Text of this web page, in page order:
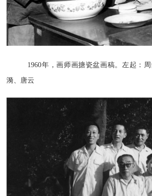
1960年，画师画搪瓷盆画稿。左起：
漪、唐云